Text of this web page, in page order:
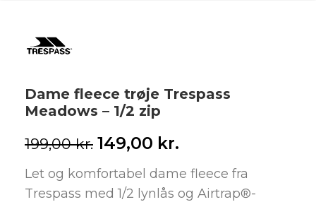
Dame fleece trøje Trespass
Meadows – 1/2 zip
199,00kr. 149,00 kr.
Let og komfortabel dame fleece fra
Trespass med 1/2 lynlås og Airtrap®-